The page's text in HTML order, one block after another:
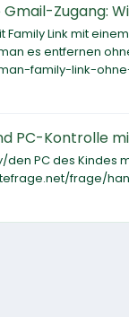
Zugang:
Link mit
es entfernen
family-link-
PC-Kontrolle
PC des Kindes
frage/